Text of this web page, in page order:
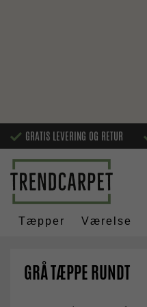
GRATIS LEVERING OG RETUR
Tæpper Værelse
GRÅ TÆPPE RUNDT